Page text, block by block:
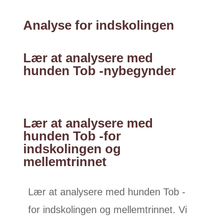
Analyse for indskolingen
Lær at analysere med
hunden Tob -nybegynder
Lær at analysere med
hunden Tob -for
indskolingen og
mellemtrinnet
Lær at analysere med hunden Tob -
for indskolingen og mellemtrinnet. Vi